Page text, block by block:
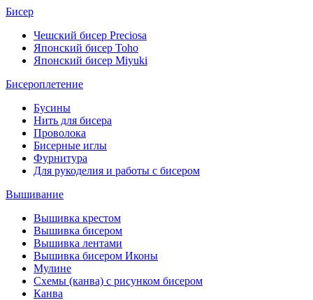
Бисер
Чешский бисер Preciosa
Японский бисер Toho
Японский бисер Miyuki
Бисероплетение
Бусины
Нить для бисера
Проволока
Бисерные иглы
Фурнитура
Для рукоделия и работы с бисером
Вышивание
Вышивка крестом
Вышивка бисером
Вышивка лентами
Вышивка бисером Иконы
Мулине
Схемы (канва) с рисунком бисером
Канва